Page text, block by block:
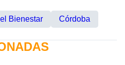
Bienestar Córdoba